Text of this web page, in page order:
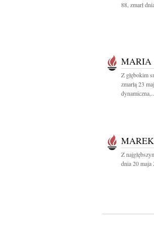
88, zmarł
MARIA
Z głębokim
zmarłą 23
Z
dnia 20 maja